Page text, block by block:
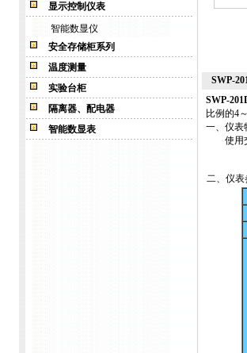
显示控制仪表
智能数显仪
安全存储柜系列
温度测量
实验台柜
隔离器、配电器
智能数显表
SWP-
SWP-
比例的4
一、仪表
使用交
二、仪表